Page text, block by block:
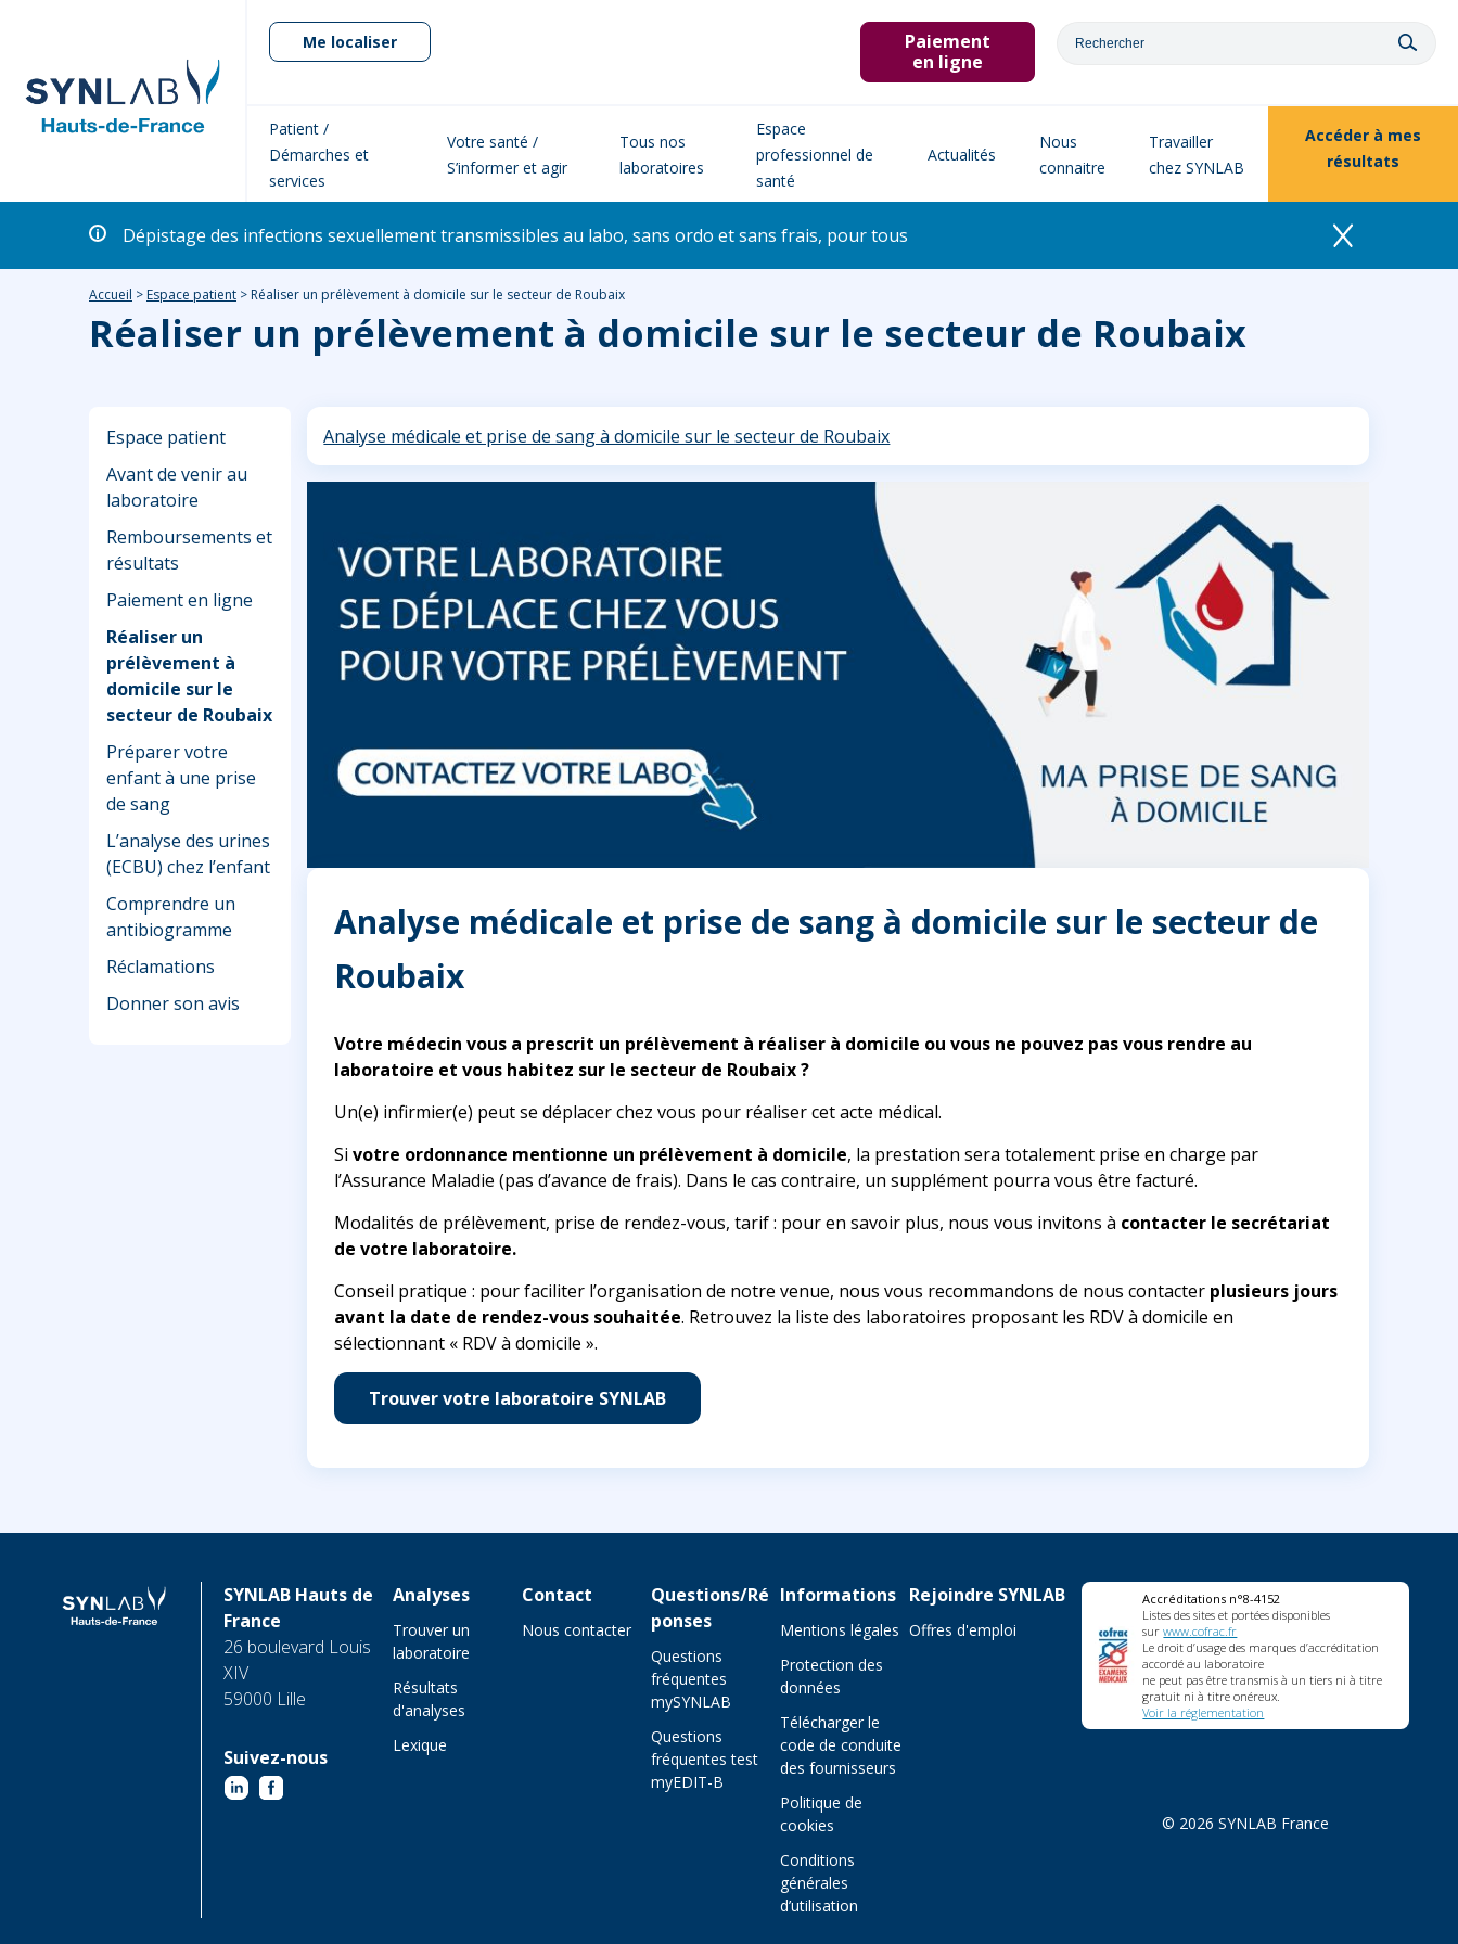
Me localiser
Paiement
en ligne
Patient /
Démarches et
services
Votre santé /
S’informer et agir
Tous nos
laboratoires
Espace
professionnel de
santé
Actualités
Nous
connaitre
Travailler
chez SYNLAB
Accéder à mes
résultats
Dépistage des infections sexuellement transmissibles au labo, sans ordo et sans frais, pour tous
Accueil > Espace patient > Réaliser un prélèvement à domicile sur le secteur de Roubaix
Réaliser un prélèvement à domicile sur le secteur de Roubaix
Espace patient
Avant de venir au
laboratoire
Remboursements et
résultats
Paiement en ligne
Réaliser un
prélèvement à
domicile sur le
secteur de Roubaix
Préparer votre
enfant à une prise
de sang
L’analyse des urines
(ECBU) chez l’enfant
Comprendre un
antibiogramme
Réclamations
Donner son avis
Analyse médicale et prise de sang à domicile sur le secteur de Roubaix
Analyse médicale et prise de sang à domicile sur le secteur de
Roubaix
Votre médecin vous a prescrit un prélèvement à réaliser à domicile ou vous ne pouvez pas vous rendre au
laboratoire et vous habitez sur le secteur de Roubaix ?
Un(e) infirmier(e) peut se déplacer chez vous pour réaliser cet acte médical.
Sivotre ordonnance mentionne un prélèvement à domicile, la prestation sera totalement prise en charge par
l’Assurance Maladie (pas d’avance de frais). Dans le cas contraire, un supplément pourra vous être facturé.
Modalités de prélèvement, prise de rendez-vous, tarif : pour en savoir plus, nous vous invitons à contacter le secrétariat
de votre laboratoire.
Conseil pratique : pour faciliter l’organisation de notre venue, nous vous recommandons de nous contacter plusieurs jours
avant la date de rendez-vous souhaitée. Retrouvez la liste des laboratoires proposant les RDV à domicile en
sélectionnant « RDV à domicile ».
Trouver votre laboratoire SYNLAB
SYNLAB Hauts de
France
26 boulevard Louis
XIV
59000 Lille
Suivez-nous
Analyses
Trouver un
laboratoire
Résultats
d'analyses
Lexique
Contact
Nous contacter
Questions/Ré
ponses
Questions
fréquentes
mySYNLAB
Questions
fréquentes test
myEDIT-B
Informations
Mentions légales
Protection des
données
Télécharger le
code de conduite
des fournisseurs
Politique de
cookies
Conditions
générales
d’utilisation
Rejoindre SYNLAB
Offres d'emploi
Accréditations n°8-4152
Listes des sites et portées disponibles
surwww.cofrac.fr
Le droit d’usage des marques d’accréditation
accordé au laboratoire
ne peut pas être transmis à un tiers ni à titre
gratuit ni à titre onéreux.
Voir la réglementation
© 2026 SYNLAB France